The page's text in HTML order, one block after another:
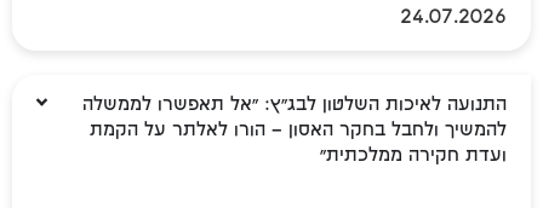
24.07.2026
התנועה לאיכות השלטון לבג"ץ: "אל תאפשרו לממשלה
להמשיך ולחבל בחקר האסון – הורו לאלתר על הקמת
ועדת חקירה ממלכתית"